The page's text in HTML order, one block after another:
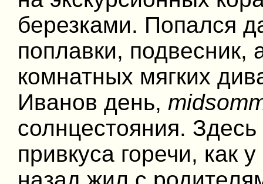
березками. Попался
поплавки, подвесник,
комнатных мягких
Иванов день,
солнцестояния.
привкуса горечи, как